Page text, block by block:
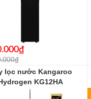
lọc nước Kangaroo
KG12HA